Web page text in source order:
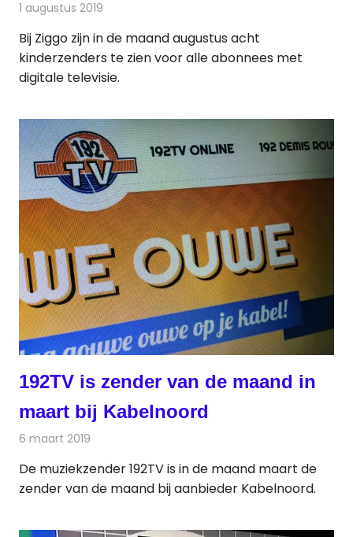
1 augustus 2019
Bij Ziggo zijn in de maand augustus acht
kinderzenders te zien voor alle abonnees met
digitale televisie.
192TV is zender van de maand in
maart bij Kabelnoord
6 maart 2019
De muziekzender 192TV is in de maand maart de
zender van de maand bij aanbieder Kabelnoord.